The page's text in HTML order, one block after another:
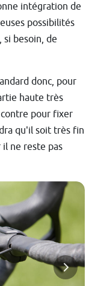
intégration de
possibilités
si besoin, de
donc, pour
haute très
pour fixer
qu'il soit très fin
ne reste pas